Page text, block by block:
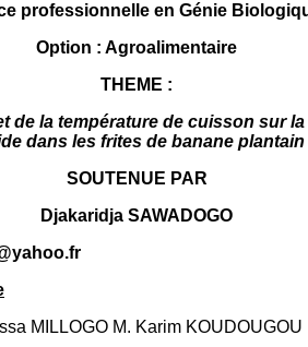
professionnelle en Génie
Option : Agroalimentaire
THEME :
de la température de cuisson sur
dans les frites de banane plantain
SOUTENUE PAR
Djakaridja SAWADOGO
MILLOGO M. Karim KOUDOUGOU